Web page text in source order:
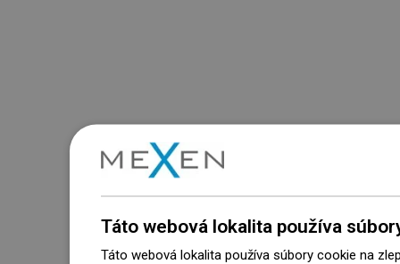
Táto webová lokalita používa
Táto webová lokalita používa súbory cookie na